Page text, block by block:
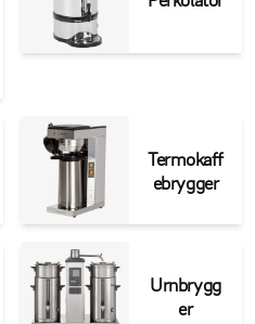
Termokaff
ebrygger
Urnbrygg
er